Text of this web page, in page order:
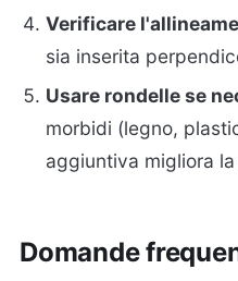
Verificare
sia inserita
Usare rondelle se
morbidi (legno,
aggiuntiva migliora
Domande